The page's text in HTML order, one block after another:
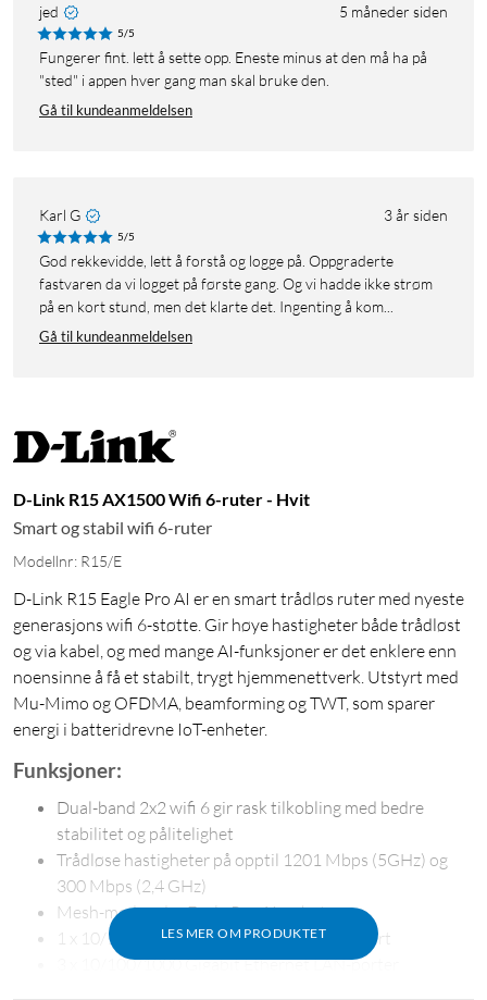
jed 5 måneder siden
5/5
Fungerer fint. lett å sette opp. Eneste minus at den må ha på
"sted" i appen hver gang man skal bruke den.
Gå til kundeanmeldelsen
Karl G 3 år siden
5/5
God rekkevidde, lett å forstå og logge på. Oppgraderte
fastvaren da vi logget på første gang. Og vi hadde ikke strøm
på en kort stund, men det klarte det. Ingenting å kom...
Gå til kundeanmeldelsen
D-Link R15 AX1500 Wifi 6-ruter - Hvit
Smart og stabil wifi 6-ruter
Modellnr: R15/E
D-Link R15 Eagle Pro AI er en smart trådløs ruter med nyeste
generasjons wifi 6-støtte. Gir høye hastigheter både trådløst
og via kabel, og med mange AI-funksjoner er det enklere enn
noensinne å få et stabilt, trygt hjemmenettverk. Utstyrt med
Mu-Mimo og OFDMA, beamforming og TWT, som sparer
energi i batteridrevne IoT-enheter.
LES MER OM PRODUKTET
Funksjoner:
Dual-band 2x2 wifi 6 gir rask tilkobling med bedre
stabilitet og pålitelighet
Trådløse hastigheter på opptil 1201 Mbps (5GHz) og
300 Mbps (2,4 GHz)
Mesh-med andre Eagle Pro AI-enheter
1 x 10/100/1000 Gigabit Ethernet WAN-port
3 x 10/100/1000 Gigabit Ethernet LAN-porter